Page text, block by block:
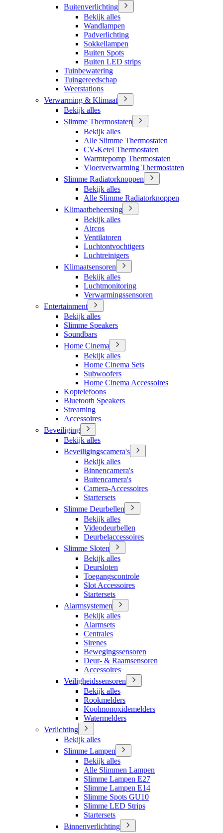
Buitenverlichting
Bekijk alles
Wandlampen
Padverlichting
Sokkellampen
Buiten Spots
Buiten LED strips
Tuinbewatering
Tuingereedschap
Weerstations
Verwarming & Klimaat
Bekijk alles
Slimme Thermostaten
Bekijk alles
Alle Slimme Thermostaten
CV-Ketel Thermostaten
Warmtepomp Thermostaten
Vloerverwarming Thermostaten
Slimme Radiatorknoppen
Bekijk alles
Alle Slimme Radiatorknoppen
Klimaatbeheersing
Bekijk alles
Aircos
Ventilatoren
Luchtontvochtigers
Luchtreinigers
Klimaatsensoren
Bekijk alles
Luchtmonitoring
Verwarmingssensoren
Entertainment
Bekijk alles
Slimme Speakers
Soundbars
Home Cinema
Bekijk alles
Home Cinema Sets
Subwoofers
Home Cinema Accessoires
Koptelefoons
Bluetooth Speakers
Streaming
Accessoires
Beveiliging
Bekijk alles
Beveiligingscamera's
Bekijk alles
Binnencamera's
Buitencamera's
Camera-Accessoires
Startersets
Slimme Deurbellen
Bekijk alles
Videodeurbellen
Deurbelaccessoires
Slimme Sloten
Bekijk alles
Deursloten
Toegangscontrole
Slot Accessoires
Startersets
Alarmsystemen
Bekijk alles
Alarmsets
Centrales
Sirenes
Bewegingssensoren
Deur- & Raamsensoren
Accessoires
Veiligheidssensoren
Bekijk alles
Rookmelders
Koolmonoxidemelders
Watermelders
Verlichting
Bekijk alles
Slimme Lampen
Bekijk alles
Alle Slimmen Lampen
Slimme Lampen E27
Slimme Lampen E14
Slimme Spots GU10
Slimme LED Strips
Startersets
Binnenverlichting